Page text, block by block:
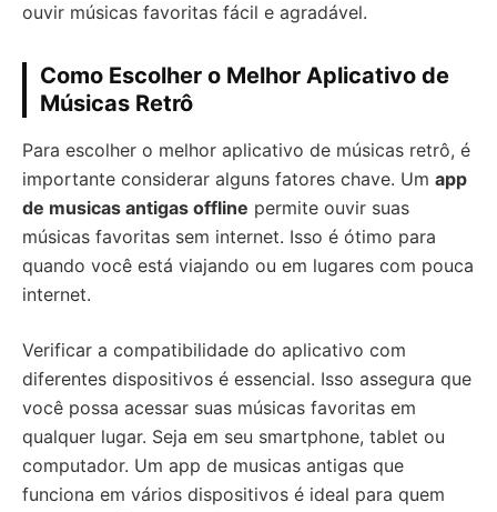
ouvir músicas favoritas fácil e agradável.
Como Escolher o Melhor Aplicativo de
Músicas Retrô
Para escolher o melhor aplicativo de músicas retrô, é
importante considerar alguns fatores chave. Um app
de musicas antigas offline permite ouvir suas
músicas favoritas sem internet. Isso é ótimo para
quando você está viajando ou em lugares com pouca
internet.
Verificar a compatibilidade do aplicativo com
diferentes dispositivos é essencial. Isso assegura que
você possa acessar suas músicas favoritas em
qualquer lugar. Seja em seu smartphone, tablet ou
computador. Um app de musicas antigas que
funciona em vários dispositivos é ideal para quem